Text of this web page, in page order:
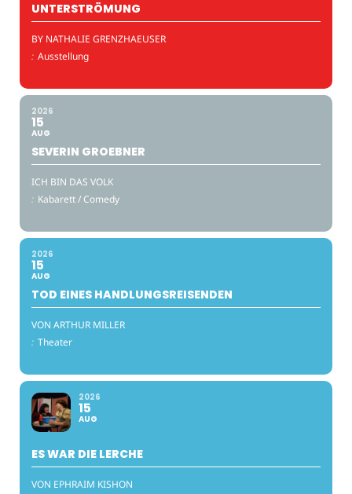
UNTERSTRÖMUNG
BY NATHALIE GRENZHAEUSER
: Ausstellung
2026
15
AUG
SEVERIN GROEBNER
ICH BIN DAS VOLK
: Kabarett / Comedy
2026
15
AUG
TOD EINES HANDLUNGSREISENDEN
VON ARTHUR MILLER
: Theater
2026
15
AUG
ES WAR DIE LERCHE
VON EPHRAIM KISHON